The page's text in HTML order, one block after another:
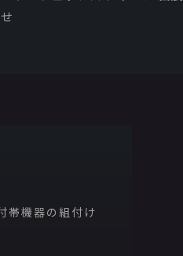
帯機器の組付け